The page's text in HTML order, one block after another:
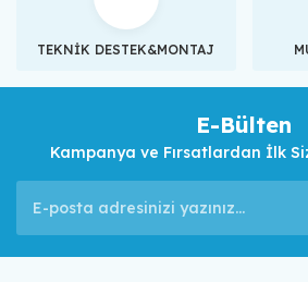
TEKNİK DESTEK&MONTAJ
E-Bülten
Kampanya ve Fırsatlardan İlk